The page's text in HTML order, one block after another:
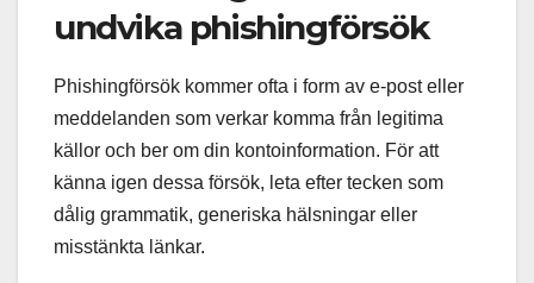
undvika phishingförsök
Phishingförsök kommer ofta i form av e-post eller
meddelanden som verkar komma från legitima
källor och ber om din kontoinformation. För att
känna igen dessa försök, leta efter tecken som
dålig grammatik, generiska hälsningar eller
misstänkta länkar.